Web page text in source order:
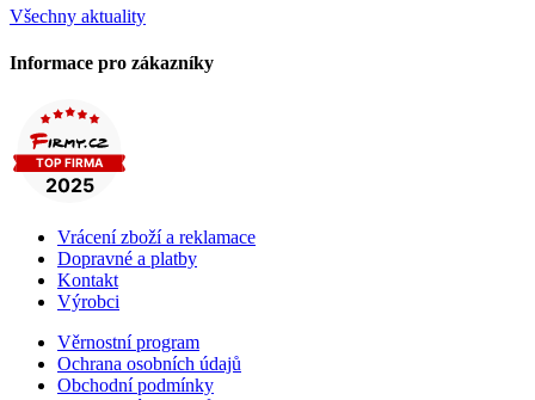
Všechny aktuality
Informace pro zákazníky
Vrácení zboží a reklamace
Dopravné a platby
Kontakt
Výrobci
Věrnostní program
Ochrana osobních údajů
Obchodní podmínky